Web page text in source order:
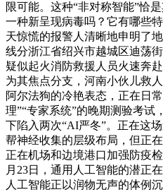
限可能。这种“非对称智能”恰
一种新呈现病毒吗？它有哪些
天惊慌的报警人清晰地申明了
线分浙江省绍兴市越城区迪荡
疑似起火消防救援人员火速奔
为其焦点分支，河南小伙儿救
阿尔法狗的冷艳表态，正在日
理”“专家系统”的晚期测验考试
下陷入两次“AI严冬”。正在这
帮神经收集的层级布局，但正
正在机场和边境港口加强防疫
月23日，通用人工智能的潜正
人工智能正以润物无声的体例